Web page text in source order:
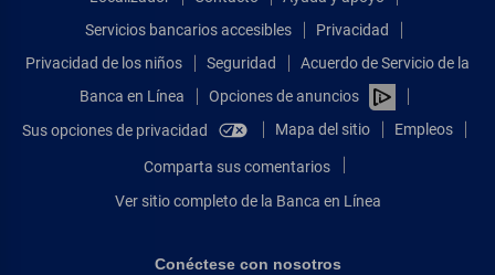
Servicios bancarios accesibles
Privacidad
Privacidad de los niños
Seguridad
Acuerdo de Servicio de la
Banca en Línea
Opciones de anuncios
Sus opciones de privacidad
Mapa del sitio Empleos
Comparta sus comentarios
Ver sitio completo de la Banca en Línea
Conéctese con nosotros